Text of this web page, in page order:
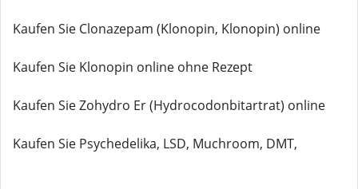
Kaufen Sie Clonazepam (Klonopin, Klonopin) online
Kaufen Sie Klonopin online ohne Rezept
Kaufen Sie Zohydro Er (Hydrocodonbitartrat) online
Kaufen Sie Psychedelika, LSD, Muchroom, DMT,